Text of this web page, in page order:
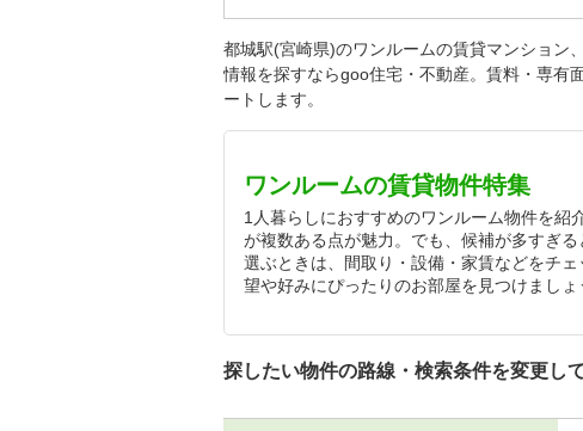
都城駅(宮崎県)のワンルームの賃貸マンション
情報を探すならgoo住宅・不動産。賃料・専有
ートします。
ワンルームの賃貸物件特集
1人暮らしにおすすめのワンルーム物件を紹
が複数ある点が魅力。でも、候補が多すぎ
選ぶときは、間取り・設備・家賃などをチ
望や好みにぴったりのお部屋を見つけましょ
探したい物件の路線・検索条件を変更し